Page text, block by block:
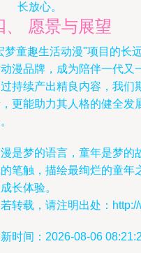
长放心。
、 愿景与展望
梦童趣生活动漫"项目的长
漫品牌，成为陪伴一代又
持续产出精良内容，我们
更能助力其人格的健全发
是梦的语言，童年是梦的
笔触，描绘最绚烂的童年
长体验。
转载，请注明出处：
时间：2026-08-06